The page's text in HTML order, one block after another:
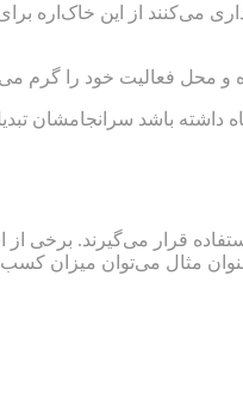
از این خاک‌اره
و محل فعالیت خود را گرم
داشته باشد سرانجامشان
می‌گیرند. برخی از
قیمت ۷ تا ۱۰ هزار تومان به فروش